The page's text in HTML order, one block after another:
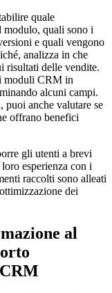
quale
modulo, quali sono i
e quali vengono
analizza in che
risultati delle vendite.
moduli CRM in
alcuni campi.
puoi anche valutare se
offrano benefici
gli utenti a brevi
esperienza con i
raccolti sono alleati
dei
al